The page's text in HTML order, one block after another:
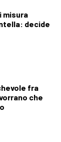
misura
decide
fra
che